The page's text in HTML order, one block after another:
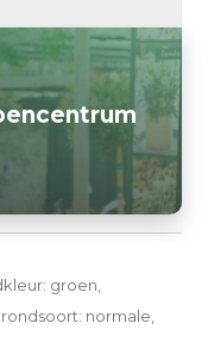
groen,
normale,